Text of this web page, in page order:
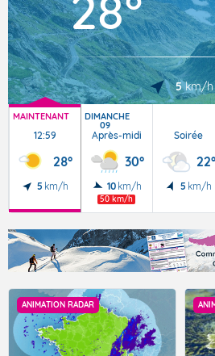
5 km/h
MAINTENANT
12:59
28°
5 km/h
DIMANCHE
09
Après-midi
30°
10 km/h
50 km/h
Soirée
22°
5 km/h
ANIMATION RADAR